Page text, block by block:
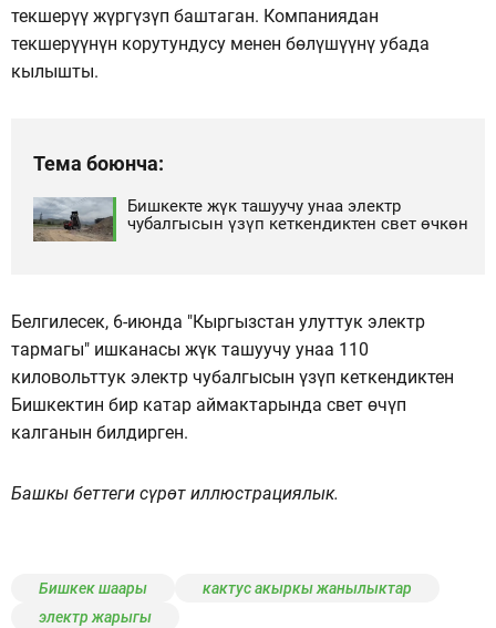
текшерүү жүргүзүп баштаган. Компаниядан
текшерүүнүн корутундусу менен бөлүшүүнү убада
кылышты.
Тема боюнча:
Бишкекте жүк ташуучу унаа электр
чубалгысын үзүп кеткендиктен свет өчкөн
Белгилесек, 6-июнда "Кыргызстан улуттук электр
тармагы" ишканасы жүк ташуучу унаа 110
киловольттук электр чубалгысын үзүп кеткендиктен
Бишкектин бир катар аймактарында свет өчүп
калганын билдирген.
Башкы беттеги сүрөт иллюстрациялык.
Бишкек шаары
кактус акыркы жанылыктар
электр жарыгы